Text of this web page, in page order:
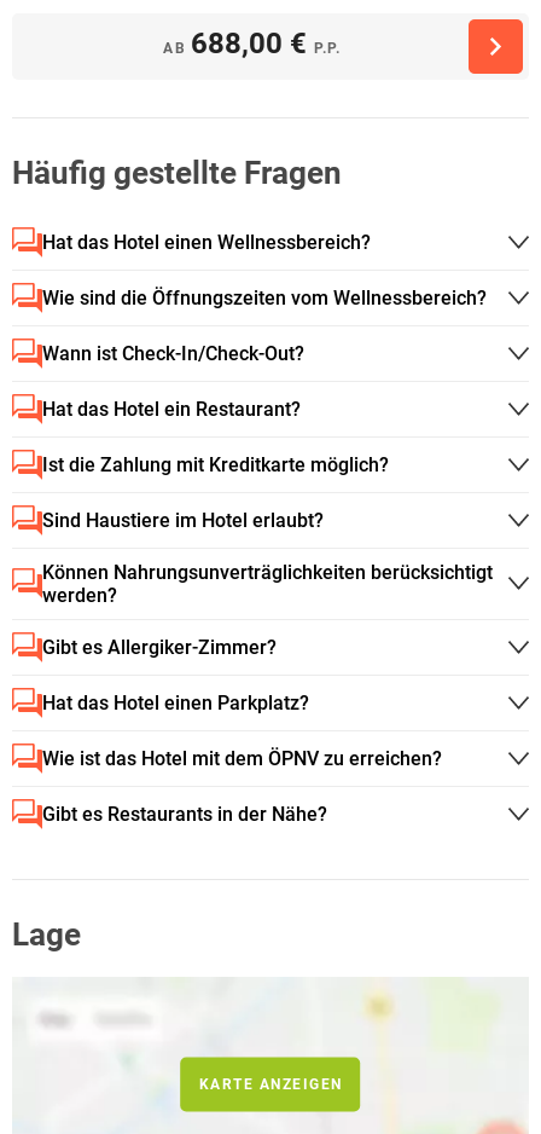
AB 688,00 € P.P.
Häufig gestellte Fragen
Hat das Hotel einen Wellnessbereich?
Wie sind die Öffnungszeiten vom Wellnessbereich?
Wann ist Check-In/Check-Out?
Hat das Hotel ein Restaurant?
Ist die Zahlung mit Kreditkarte möglich?
Sind Haustiere im Hotel erlaubt?
Können Nahrungsunverträglichkeiten berücksichtigt
werden?
Gibt es Allergiker-Zimmer?
Hat das Hotel einen Parkplatz?
Wie ist das Hotel mit dem ÖPNV zu erreichen?
Gibt es Restaurants in der Nähe?
Lage
KARTE ANZEIGEN